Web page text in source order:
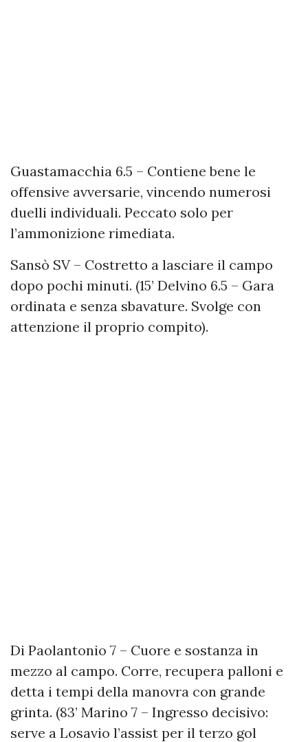
Guastamacchia 6.5 – Contiene bene le
offensive avversarie, vincendo numerosi
duelli individuali. Peccato solo per
l’ammonizione rimediata.
Sansò SV – Costretto a lasciare il campo
dopo pochi minuti. (15’ Delvino 6.5 – Gara
ordinata e senza sbavature. Svolge con
attenzione il proprio compito).
Di Paolantonio 7 – Cuore e sostanza in
mezzo al campo. Corre, recupera palloni e
detta i tempi della manovra con grande
grinta. (83’ Marino 7 – Ingresso decisivo:
serve a Losavio l’assist per il terzo gol